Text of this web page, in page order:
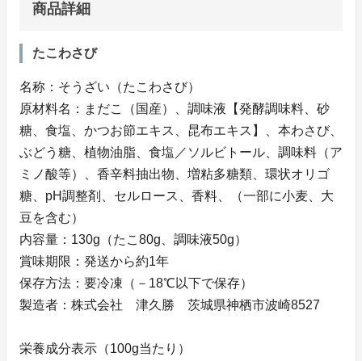
商品詳細
たこわさび
名称：そうざい（たこわさび）
原材料名：まだこ（国産）、調味液【発酵調味料、砂
糖、食塩、かつお節エキス、昆布エキス】、本わさび、
ぶどう糖、植物油脂、食塩／ソルビトール、調味料（ア
ミノ酸等）、香辛料抽出物、増粘多糖類、環状オリゴ
糖、pH調整剤、セルロース、香料、（一部に小麦、大
豆を含む）
内容量：130g（たこ80g、調味液50g）
賞味期限：発送から約1年
保存方法：要冷凍（－18℃以下で保存）
製造者：株式会社 津久勝 茨城県神栖市波崎8527
栄養成分表示（100g当たり）